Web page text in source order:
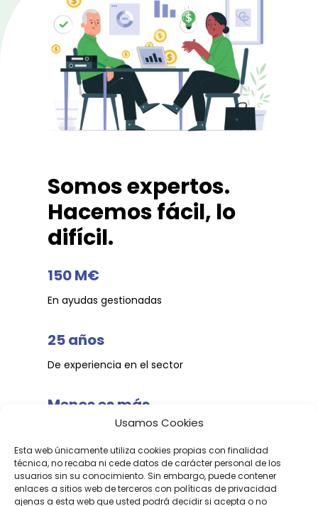
Usamos Cookies
Esta web únicamente utiliza cookies propias con finalidad
técnica, no recaba ni cede datos de carácter personal de los
usuarios sin su conocimiento. Sin embargo, puede contener
enlaces a sitios web de terceros con políticas de privacidad
ajenas a esta web que usted podrá decidir si acepta o no
Somos expertos.
Hacemos fácil, lo
difícil.
150 M€
En ayudas gestionadas
25 años
De experiencia en el sector
Menos es más
Simplificamos la burocracia
Conoce más del equipo